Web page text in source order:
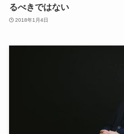
るべきではない
2018年1月4日